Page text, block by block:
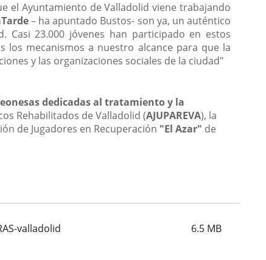
el Ayuntamiento de Valladolid viene trabajando
– ha apuntado Bustos- son ya, un auténtico
23.000 jóvenes han participado en estos
los mecanismos a nuestro alcance para que la
y las organizaciones sociales de la ciudad"
dedicadas al tratamiento y la
Rehabilitados de Valladolid (AJUPAREVA), la
de Jugadores en Recuperación "El Azar" de
valladolid 6.5 MB